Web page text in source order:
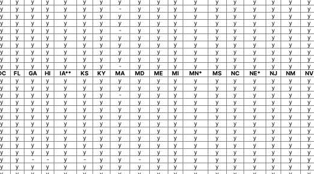
y y y y y y y - y y y y y y y y y y
y y y y y y y y y y y y y y y y y y
y y y y y y y y y y y y y y y y y y
y y y y y y y - y y y y y y y y y y
y y y y y y y y y y y y y y y y y y
y y y y y y y y y y y y y y y y y y
y y y y y y y y y y y y y y y y y y
y y y y y y y y y y y y y y y y y y
y y y y y y y - y y y y y y y y y y
FL GA HI IA** KS KY MA MD ME MI MN* MS NC NE* NJ NM NV
y y y y y y y y y y y y y y y y y y
y y y y y y y y y y y y y y y y y y
y y y y y y y - y y y y y y y y y y
y y y y y y y y y y y y y y y y y y
y y y y y y y y y y y y y y y y y y
y y y y y y y y y y y y y y y y y y
y y y y y y y y y y y y y y y y y y
y y y y y y y y y y y y y y y y y y
y y y y y y y y y y y y y y y y y y
y y y y y y y y y y y y y y y y y y
y y y y y y y y y y y y y y y y y y
y y - - y - y y - y y y y y y y y y
y y y y y y y y y y y y y y y y y y